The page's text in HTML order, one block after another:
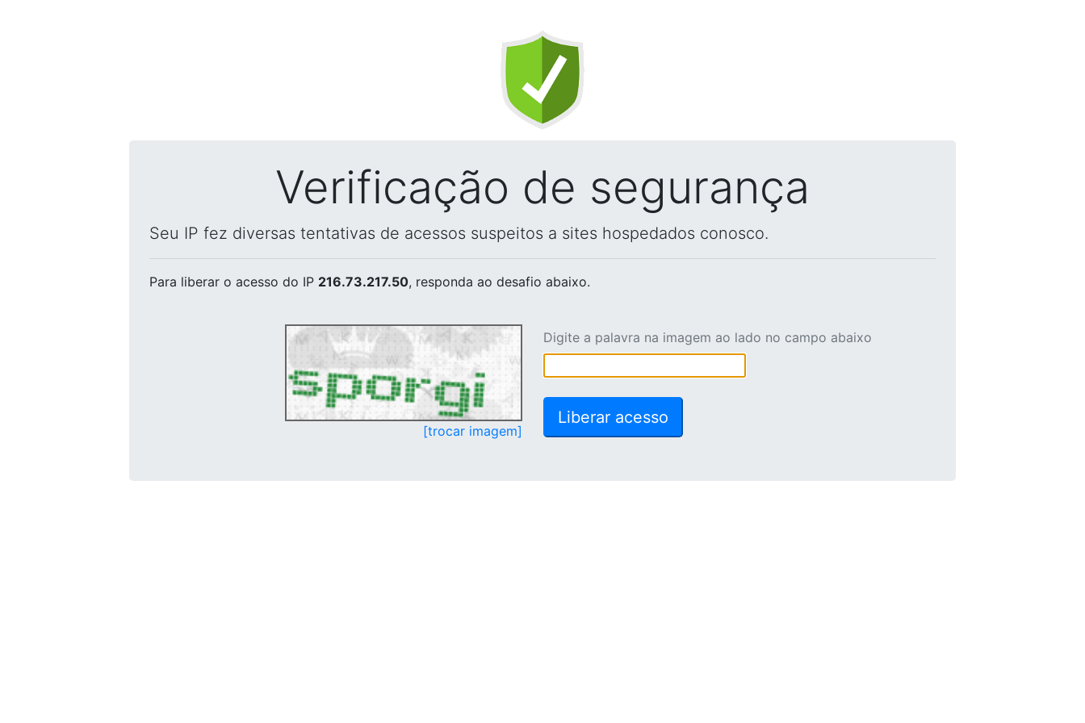
Verificação de segurança
Seu IP fez diversas tentativas de acessos suspeitos a sites hospedados conosco.
Para liberar o acesso do IP 216.73.217.50, responda ao desafio abaixo.
[trocar imagem]
Digite a palavra na imagem ao lado no campo abaixo